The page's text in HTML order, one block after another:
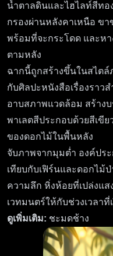
น้ำตาลดินและไฮไลท์สีท
กรองผ่านหลังคาเหนือ ขา
พร้อมที่จะกระโดด และห
ตามหลัง
ฉากนี้ถูกสร้างขึ้นในสไต
กับศิลปะหนังสือเรื่องราว
อาบสภาพแวดล้อม สร้าง
พาเลตสีประกอบด้วยสีเขี
ของดอกไม้ในพื้นหลัง
จับภาพจากมุมต่ำ องค์ปร
เทียบกับเฟิร์นและดอกไม้
ความลึก หิ่งห้อยที่เปล่งแส
เวทมนตร์ให้กับช่วงเวลา
ดูเพิ่มเติม: ชะมดช้าง